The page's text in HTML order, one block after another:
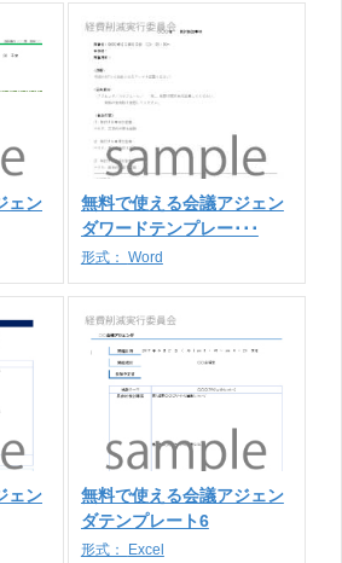
ェン
無料で使える会議アジェン
ダワードテンプレー･･･
形式： Word
ェン
無料で使える会議アジェン
ダテンプレート6
形式： Excel